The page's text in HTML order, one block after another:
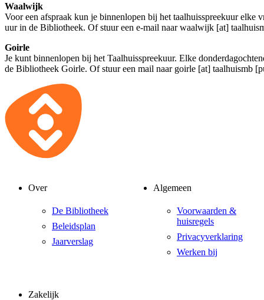
Waalwijk
Voor een afspraak kun je binnenlopen bij het taalhuisspreekuur elke
uur in de Bibliotheek. Of stuur een e-mail naarwaalwijk [at]
Goirle
Je kunt binnenlopen bij het Taalhuisspreekuur. Elke
de Bibliotheek Goirle. Of stuur een mail naar goirle [at] taalhuismb
Over
De Bibliotheek
Beleidsplan
Jaarverslag
Algemeen
Voorwaarden &
huisregels
Privacyverklaring
Werken bij
Zakelijk